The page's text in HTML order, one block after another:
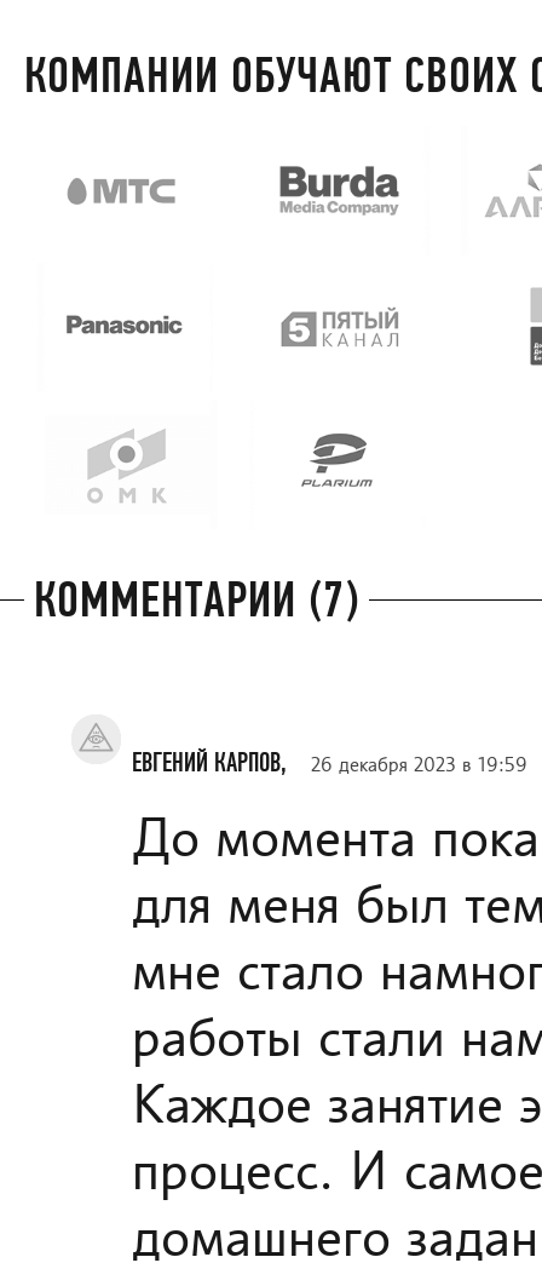
КОМПАНИИ ОБУЧАЮТ СВОИХ
КОММЕНТАРИИ (7)
ЕВГЕНИЙ КАРПОВ, 26 декабря 2023 в 19:59
До момента пока
для меня был
мне стало
работы стали
Каждое занятие
процесс. И
домашнего